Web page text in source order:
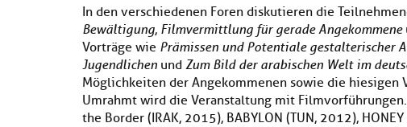
In den verschiedenen Foren diskutieren die
Bewältigung, Filmvermittlung für gerade Angekommene
Vorträge wie Prämissen und Potentiale gestalterischer
Jugendlichen und Zum Bild der arabischen Welt im
Möglichkeiten der Angekommenen sowie die hiesigen
Umrahmt wird die Veranstaltung mit
the Border (IRAK, 2015), BABYLON (TUN, 2012),